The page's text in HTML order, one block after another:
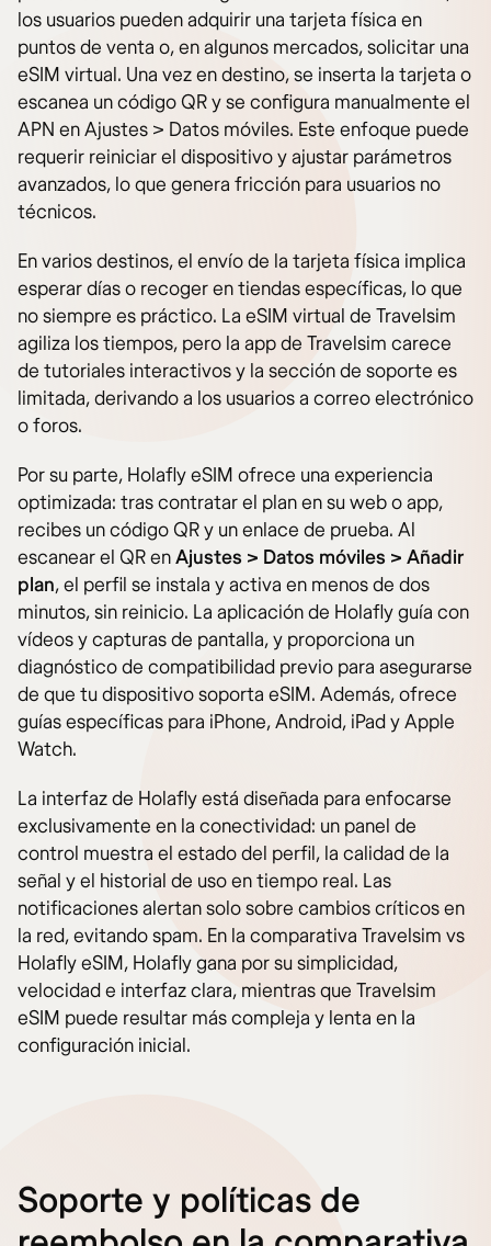
los usuarios pueden adquirir una tarjeta física en
puntos de venta o, en algunos mercados, solicitar una
eSIM virtual. Una vez en destino, se inserta la tarjeta o
escanea un código QR y se configura manualmente el
APN en Ajustes > Datos móviles. Este enfoque puede
requerir reiniciar el dispositivo y ajustar parámetros
avanzados, lo que genera fricción para usuarios no
técnicos.
En varios destinos, el envío de la tarjeta física implica
esperar días o recoger en tiendas específicas, lo que
no siempre es práctico. La eSIM virtual de Travelsim
agiliza los tiempos, pero la app de Travelsim carece
de tutoriales interactivos y la sección de soporte es
limitada, derivando a los usuarios a correo electrónico
o foros.
Por su parte, Holafly eSIM ofrece una experiencia
optimizada: tras contratar el plan en su web o app,
recibes un código QR y un enlace de prueba. Al
escanear el QR enAjustes > Datos móviles > Añadir
plan, el perfil se instala y activa en menos de dos
minutos, sin reinicio. La aplicación de Holafly guía con
vídeos y capturas de pantalla, y proporciona un
diagnóstico de compatibilidad previo para asegurarse
de que tu dispositivo soporta eSIM. Además, ofrece
guías específicas para iPhone, Android, iPad y Apple
Watch.
La interfaz de Holafly está diseñada para enfocarse
exclusivamente en la conectividad: un panel de
control muestra el estado del perfil, la calidad de la
señal y el historial de uso en tiempo real. Las
notificaciones alertan solo sobre cambios críticos en
la red, evitando spam. En la comparativa Travelsim vs
Holafly eSIM, Holafly gana por su simplicidad,
velocidad e interfaz clara, mientras que Travelsim
eSIM puede resultar más compleja y lenta en la
configuración inicial.
Soporte y políticas de